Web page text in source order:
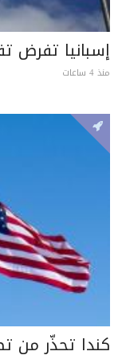
إسبانيا تفرض
منذ 4 ساعات
كندا تحذّر من